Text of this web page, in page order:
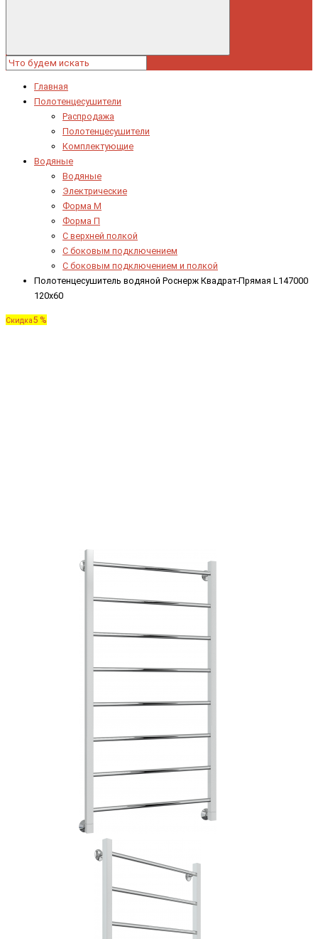
Главная
Полотенцесушители
Распродажа
Полотенцесушители
Комплектующие
Водяные
Водяные
Электрические
Форма М
Форма П
C верхней полкой
C боковым подключением
C боковым подключением и полкой
Полотенцесушитель водяной Роснерж Квадрат-Прямая L147000
120x60
Скидка5 %